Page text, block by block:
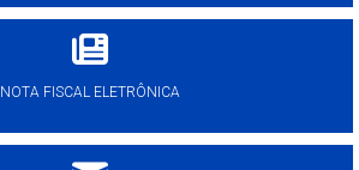
NOTA FISCAL ELETRÔNICA